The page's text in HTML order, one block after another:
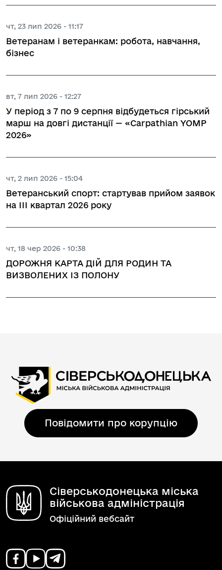
чт, 23 лип 2026 - 11:17
Ветеранам і ветеранкам: робота, навчання,
бізнес
вт, 7 лип 2026 - 12:27
У період з 7 по 9 серпня відбудеться гірський
марш на довгі дистанції — «Carpathian YOMP
2026»
чт, 2 лип 2026 - 15:04
Ветеранський спорт: стартував прийом заявок
на ІІІ квартал 2026 року
чт, 18 чер 2026 - 10:38
ДОРОЖНЯ КАРТА ДІЙ ДЛЯ РОДИН ТА
ВИЗВОЛЕНИХ ІЗ ПОЛОНУ
Повідомити про корупцію
Сіверськодонецька міська
військова адміністрація
Офіційний вебсайт